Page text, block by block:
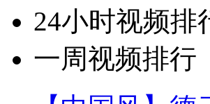
24小时视频排
一周视频排行